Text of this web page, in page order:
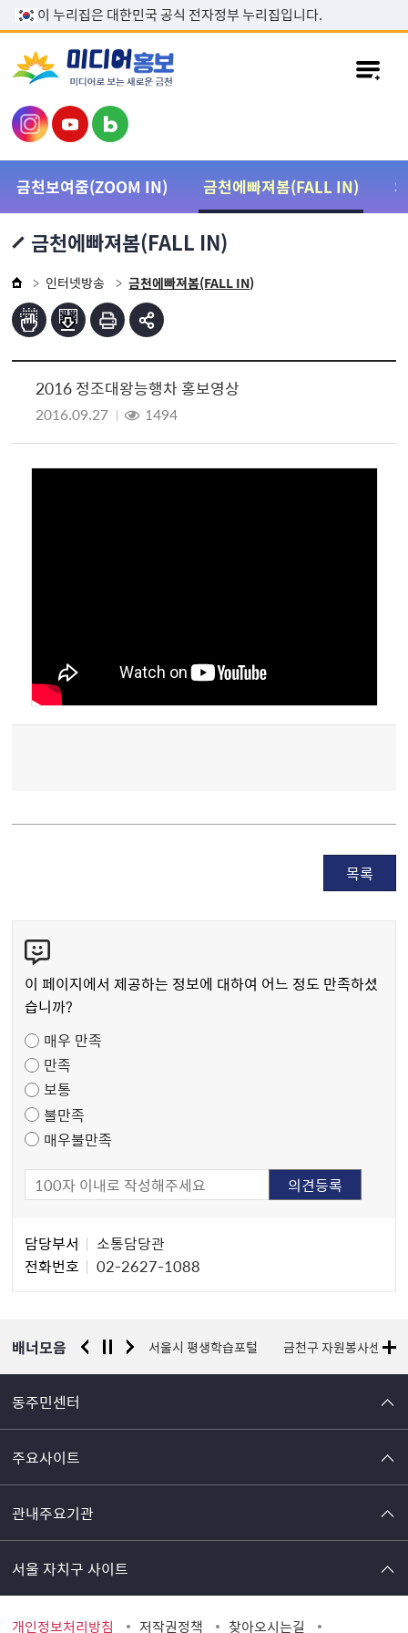
본문 바로가기
이 누리집은 대한민국 공식 전자정부 누리집입니다.
금천보여줌(ZOOM IN) 금천에빠져봄(FALL IN)
금천에빠져봄(FALL IN)
인터넷방송 금천에빠져봄(FALL IN)
2016 정조대왕능행차 홍보영상
2016.09.27 1494
목록
텐
츠
만
도
조
사
이 페이지에서 제공하는 정보에 대하여 어느 정도 만족하셨
습니까?
매우 만족
만족
보통
불만족
매우불만족
자
담당부서
소통담당관
전화번호
02-2627-1088
배너모음
경찰청 유실물 통합포털 서울시 평생학습포털 금천구 자원봉사센터
동주민센터
주요사이트
관내주요기관
서울 자치구 사이트
개인정보처리방침 저작권정책 찾아오시는길